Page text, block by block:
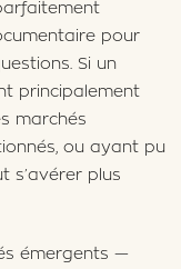
pour
Si un
principalement
marchés
ou ayant pu
s’avérer plus
émergents —